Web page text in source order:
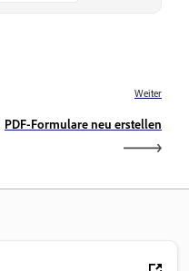
Weiter
PDF-Formulare neu erstellen